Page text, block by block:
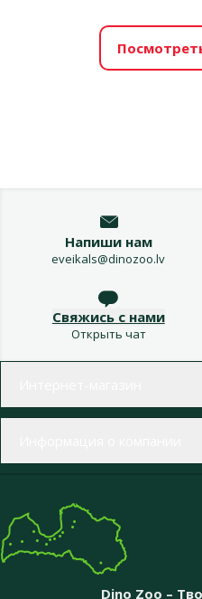
Напиши нам
eveikals@dinozoo.lv
Свяжись с нами
Открыть чат
Dino Zoo –